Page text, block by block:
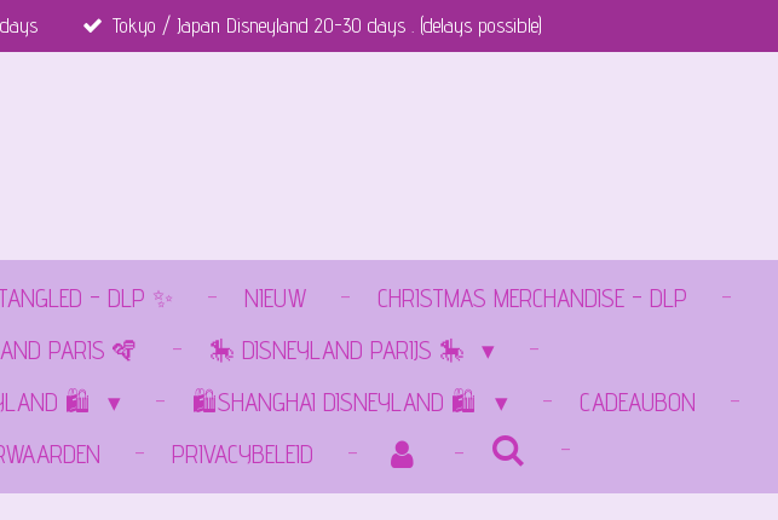
Tokyo / Japan Disneyland 20-30 days . (delays possible)
- DLP ✨ NIEUW
CHRISTMAS MERCHANDISE - DLP
PARIS 🪇
🎠 DISNEYLAND PARIJS 🎠
🛍️ 🛍️SHANGHAI DISNEYLAND 🛍️
CADEAUBON
PRIVACYBELEID